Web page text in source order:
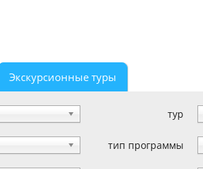
Экскурсионные туры
тур
тип программы